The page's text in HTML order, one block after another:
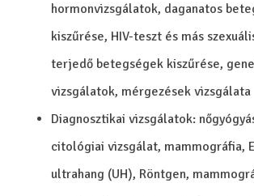
hormonvizsgálatok, daganatos
kiszűrése, HIV-teszt és más
terjedő betegségek kiszűrése,
vizsgálatok, mérgezések vizsgálata
Diagnosztikai vizsgálatok:
citológiai vizsgálat, mammográfia,
ultrahang (UH), Röntgen,